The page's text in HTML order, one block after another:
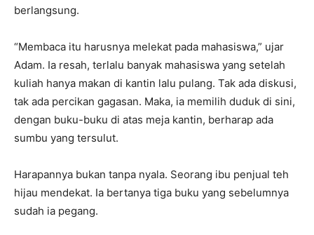
berlangsung.
“Membaca itu harusnya melekat pada mahasiswa,” ujar
Adam. Ia resah, terlalu banyak mahasiswa yang setelah
kuliah hanya makan di kantin lalu pulang. Tak ada diskusi,
tak ada percikan gagasan. Maka, ia memilih duduk di sini,
dengan buku-buku di atas meja kantin, berharap ada
sumbu yang tersulut.
Harapannya bukan tanpa nyala. Seorang ibu penjual teh
hijau mendekat. Ia bertanya tiga buku yang sebelumnya
sudah ia pegang.